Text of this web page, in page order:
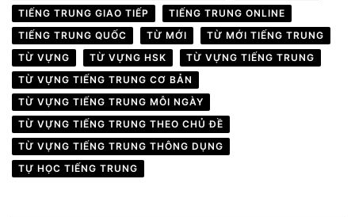
TIẾNG TRUNG GIAO TIẾP
TIẾNG TRUNG ONLINE
TIẾNG TRUNG QUỐC
TỪ MỚI
TỪ MỚI TIẾNG TRUNG
TỪ VỰNG
TỪ VỰNG HSK
TỪ VỰNG TIẾNG TRUNG
TỪ VỰNG TIẾNG TRUNG CƠ BẢN
TỪ VỰNG TIẾNG TRUNG MỖI NGÀY
TỪ VỰNG TIẾNG TRUNG THEO CHỦ ĐỀ
TỪ VỰNG TIẾNG TRUNG THÔNG DỤNG
TỰ HỌC TIẾNG TRUNG